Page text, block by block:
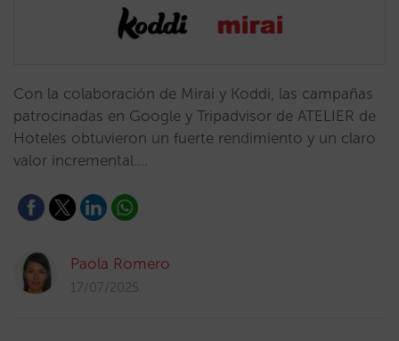
Con la colaboración de Mirai y Koddi, las campañas
patrocinadas en Google y Tripadvisor de ATELIER de
Hoteles obtuvieron un fuerte rendimiento y un claro
valor incremental.…
Paola Romero
17/07/2025